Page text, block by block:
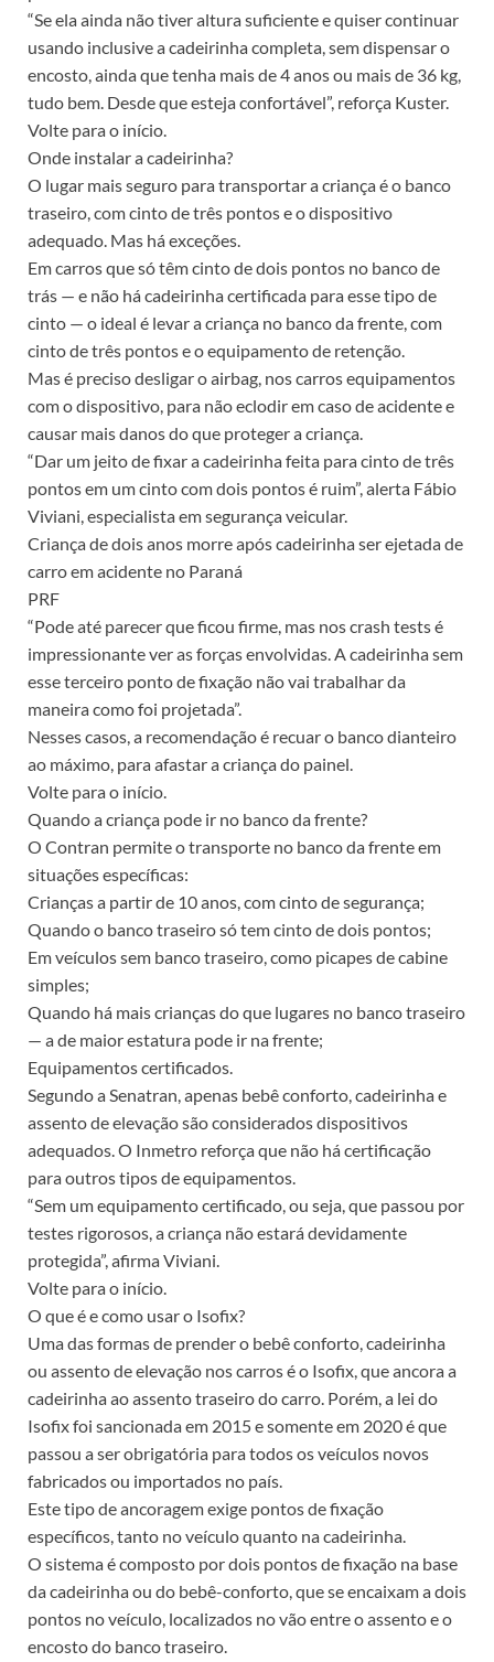
“Se ela ainda não tiver altura suficiente e quiser continuar
usando inclusive a cadeirinha completa, sem dispensar o
encosto, ainda que tenha mais de 4 anos ou mais de 36 kg,
tudo bem. Desde que esteja confortável”, reforça Kuster.
Volte para o início.
Onde instalar a cadeirinha?
O lugar mais seguro para transportar a criança é o banco
traseiro, com cinto de três pontos e o dispositivo
adequado. Mas há exceções.
Em carros que só têm cinto de dois pontos no banco de
trás — e não há cadeirinha certificada para esse tipo de
cinto — o ideal é levar a criança no banco da frente, com
cinto de três pontos e o equipamento de retenção.
Mas é preciso desligar o airbag, nos carros equipamentos
com o dispositivo, para não eclodir em caso de acidente e
causar mais danos do que proteger a criança.
“Dar um jeito de fixar a cadeirinha feita para cinto de três
pontos em um cinto com dois pontos é ruim”, alerta Fábio
Viviani, especialista em segurança veicular.
Criança de dois anos morre após cadeirinha ser ejetada de
carro em acidente no Paraná
PRF
“Pode até parecer que ficou firme, mas nos crash tests é
impressionante ver as forças envolvidas. A cadeirinha sem
esse terceiro ponto de fixação não vai trabalhar da
maneira como foi projetada”.
Nesses casos, a recomendação é recuar o banco dianteiro
ao máximo, para afastar a criança do painel.
Volte para o início.
Quando a criança pode ir no banco da frente?
O Contran permite o transporte no banco da frente em
situações específicas:
Crianças a partir de 10 anos, com cinto de segurança;
Quando o banco traseiro só tem cinto de dois pontos;
Em veículos sem banco traseiro, como picapes de cabine
simples;
Quando há mais crianças do que lugares no banco traseiro
— a de maior estatura pode ir na frente;
Equipamentos certificados.
Segundo a Senatran, apenas bebê conforto, cadeirinha e
assento de elevação são considerados dispositivos
adequados. O Inmetro reforça que não há certificação
para outros tipos de equipamentos.
“Sem um equipamento certificado, ou seja, que passou por
testes rigorosos, a criança não estará devidamente
protegida”, afirma Viviani.
Volte para o início.
O que é e como usar o Isofix?
Uma das formas de prender o bebê conforto, cadeirinha
ou assento de elevação nos carros é o Isofix, que ancora a
cadeirinha ao assento traseiro do carro. Porém, a lei do
Isofix foi sancionada em 2015 e somente em 2020 é que
passou a ser obrigatória para todos os veículos novos
fabricados ou importados no país.
Este tipo de ancoragem exige pontos de fixação
específicos, tanto no veículo quanto na cadeirinha.
O sistema é composto por dois pontos de fixação na base
da cadeirinha ou do bebê-conforto, que se encaixam a dois
pontos no veículo, localizados no vão entre o assento e o
encosto do banco traseiro.